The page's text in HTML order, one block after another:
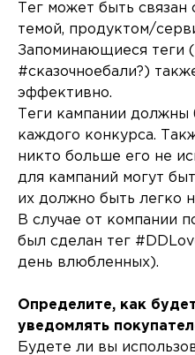
Тег может быть
темой, продуктом/
Запоминающиеся теги
#сказочноебали?)
эффективно.
Теги кампании
каждого конкурса.
никто больше его не
для кампаний могут
их должно быть легко
В случае от компании
был сделан тег
день влюбленных).
Определите, как
уведомлять
Будете ли вы